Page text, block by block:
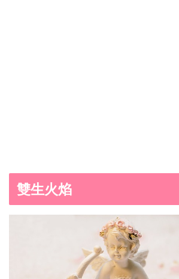
雙生火焰